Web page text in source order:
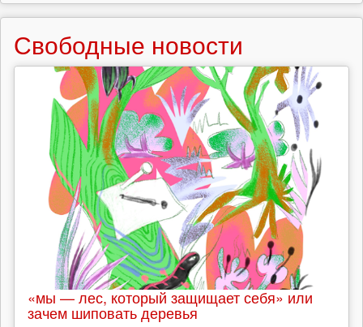
Свободные новости
«мы — лес, который защищает себя» или
зачем шиповать деревья